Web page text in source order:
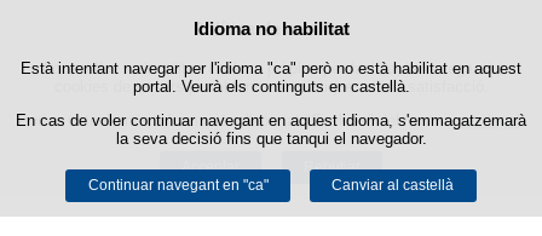
Política de cookies
Aquest lloc web utilitza cookies pròpies per facilitar la navegació i
cookies de tercers per obtenir estadístiques d'ús i satisfacció.
Podeu obtenir més informació a l'apartat "Cookies" del nostreavís legal.
Acceptar Rebutjar
Idioma no habilitat
Està intentant navegar per l'idioma "ca" però no està habilitat en aquest
portal. Veurà els continguts en castellà.
En cas de voler continuar navegant en aquest idioma, s'emmagatzemarà
la seva decisió fins que tanqui el navegador.
Continuar navegant en "ca" Canviar al castellà
Passar al contingut